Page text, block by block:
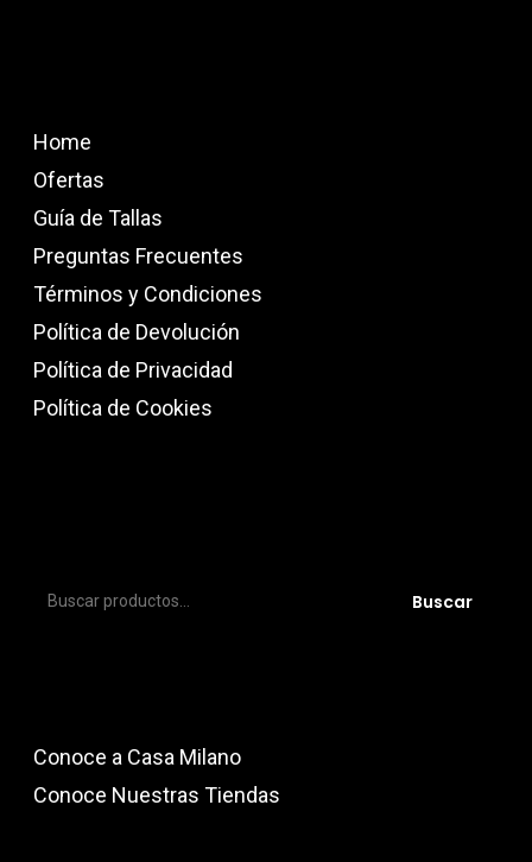
Home
Ofertas
Guía de Tallas
Preguntas Frecuentes
Términos y Condiciones
Política de Devolución
Política de Privacidad
Política de Cookies
Buscar
Buscar
Conoce a Casa Milano
Conoce Nuestras Tiendas